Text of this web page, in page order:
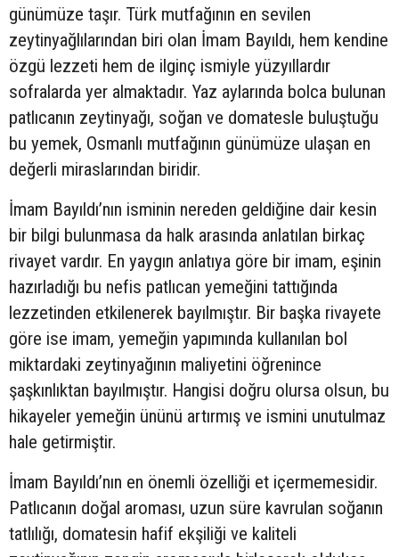
günümüze taşır. Türk mutfağının en sevilen
zeytinyağlılarından biri olan İmam Bayıldı, hem kendine
özgü lezzeti hem de ilginç ismiyle yüzyıllardır
sofralarda yer almaktadır. Yaz aylarında bolca bulunan
patlıcanın zeytinyağı, soğan ve domatesle buluştuğu
bu yemek, Osmanlı mutfağının günümüze ulaşan en
değerli miraslarından biridir.
İmam Bayıldı’nın isminin nereden geldiğine dair kesin
bir bilgi bulunmasa da halk arasında anlatılan birkaç
rivayet vardır. En yaygın anlatıya göre bir imam, eşinin
hazırladığı bu nefis patlıcan yemeğini tattığında
lezzetinden etkilenerek bayılmıştır. Bir başka rivayete
göre ise imam, yemeğin yapımında kullanılan bol
miktardaki zeytinyağının maliyetini öğrenince
şaşkınlıktan bayılmıştır. Hangisi doğru olursa olsun, bu
hikayeler yemeğin ününü artırmış ve ismini unutulmaz
hale getirmiştir.
İmam Bayıldı’nın en önemli özelliği et içermemesidir.
Patlıcanın doğal aroması, uzun süre kavrulan soğanın
tatlılığı, domatesin hafif ekşiliği ve kaliteli